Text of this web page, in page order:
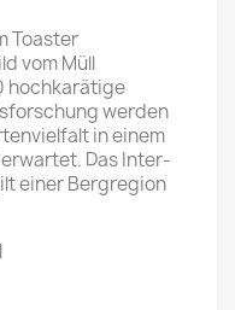
Toaster
vom Müll
hochkarätige
werden
in einem
Das Inter­
einer Bergregion